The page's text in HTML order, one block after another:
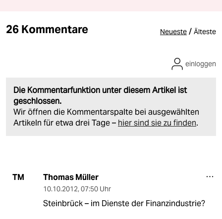
26 Kommentare Neueste / Älteste
Die Kommentarfunktion unter diesem Artikel ist
geschlossen.
Wir öffnen die Kommentarspalte bei ausgewählten
Artikeln für etwa drei Tage – hier sind sie zu finden.
einloggen
TM Thomas Müller
10.10.2012, 07:50 Uhr
Steinbrück – im Dienste der Finanzindustrie?